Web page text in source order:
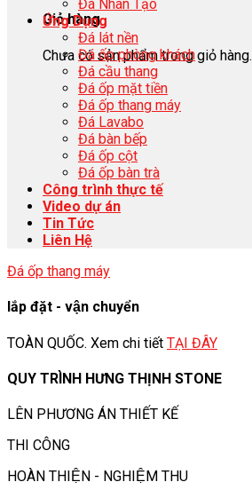
Giỏ hàng
Chưa có sản phẩm trong giỏ hàng.
Đá Nhân Tạo
Ứng Dụng
Đá lát nền
Đá ốp phòng khách
Đá cầu thang
Đá ốp mặt tiền
Đá ốp thang máy
Đá Lavabo
Đá bàn bếp
Đá ốp cột
Đá ốp bàn trà
Công trình thực tế
Video dự án
Tin Tức
Liên Hệ
Đá ốp thang máy
lắp đặt - vận chuyển
TOÀN QUỐC. Xem chi tiết TẠI ĐÂY
QUY TRÌNH HƯNG THỊNH STONE
LÊN PHƯƠNG ÁN THIẾT KẾ
THI CÔNG
HOÀN THIỆN - NGHIỆM THU